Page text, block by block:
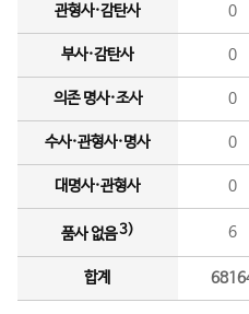
관형사·감탄사 0
부사·감탄사 0
의존 명사·조사 0
수사·관형사·명사 0
대명사·관형사 0
품사 없음3) 6
합계